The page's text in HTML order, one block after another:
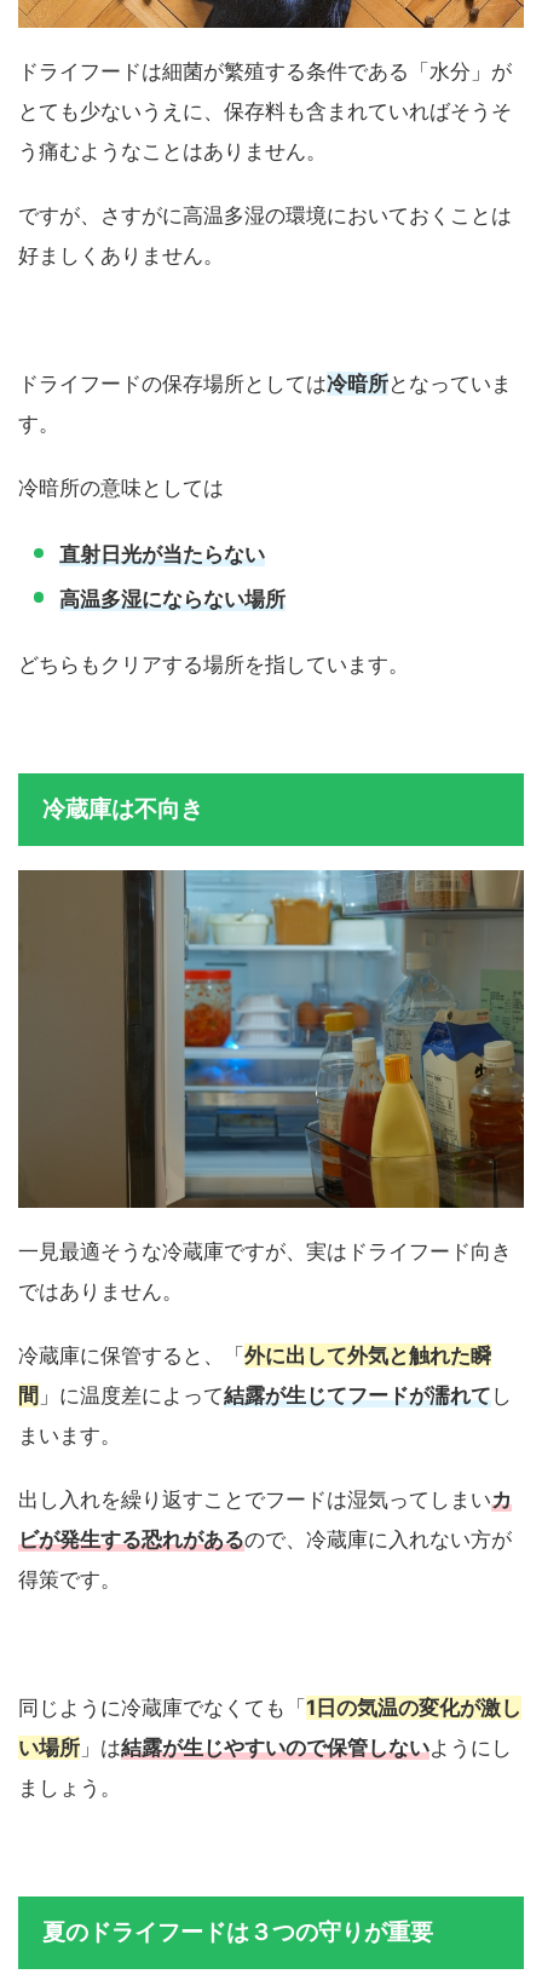
ドライフードは細菌が繁殖する条件である「水分」が
とても少ないうえに、保存料も含まれていればそうそ
う痛むようなことはありません。
ですが、さすがに高温多湿の環境においておくことは
好ましくありません。
ドライフードの保存場所としては冷暗所となっていま
す。
冷暗所の意味としては
直射日光が当たらない
高温多湿にならない場所
どちらもクリアする場所を指しています。
冷蔵庫は不向き
一見最適そうな冷蔵庫ですが、実はドライフード向き
ではありません。
冷蔵庫に保管すると、「 外に出して外気と触れた瞬
間 」に温度差によって結露が生じてフードが濡れてし
まいます。
出し入れを繰り返すことでフードは湿気ってしまいカ
ビが発生する恐れがあるので、冷蔵庫に入れない方が
得策です。
同じように冷蔵庫でなくても「 1日の気温の変化が激し
い場所 」は結露が生じやすいので保管しないようにし
ましょう。
夏のドライフードは３つの守りが重要